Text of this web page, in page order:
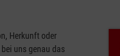
Herkunft oder
uns genau das